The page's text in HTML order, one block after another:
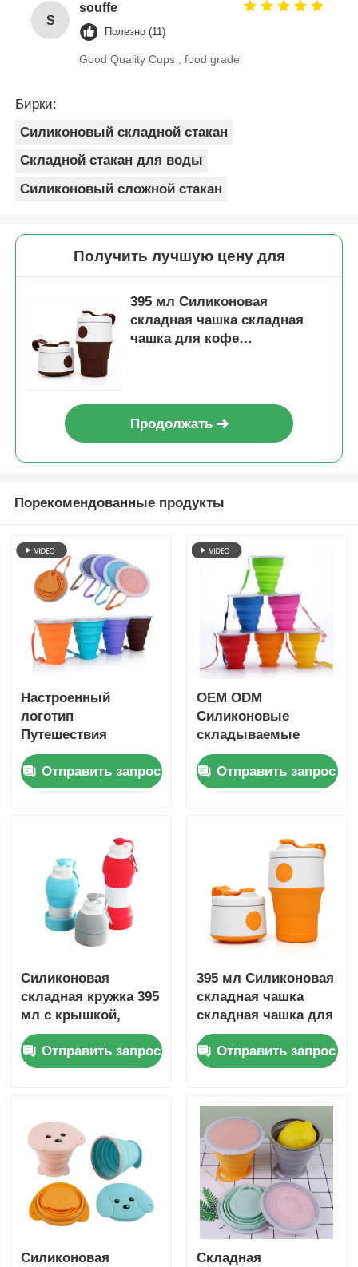
S
souffe
Полезно (11)
Good Quality Cups , food grade
Бирки:
Силиконовый складной стакан
Складной стакан для воды
Силиконовый сложной стакан
Получить лучшую цену для
395 мл Силиконовая
складная чашка складная
чашка для кофе
Продолжать
Порекомендованные продукты
Настроенный
логотип
Путешествия
Силиконовый
складной стакан Без
BPA Складываемые
Отправить запрос
OEM ODM
Силиконовые
складываемые
чашки портативные
чашки для кофе 200
мл
Отправить запрос
Силиконовая
складная кружка 395
мл с крышкой,
складывается до 2
см Отправить запрос
395 мл Силиконовая
складная чашка
складная чашка для
кофе многоразовое
использование с
крышкой
Отправить запрос
Силиконовая Складная